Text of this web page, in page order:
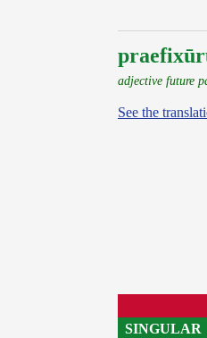
adjective future
See the
SINGULAR